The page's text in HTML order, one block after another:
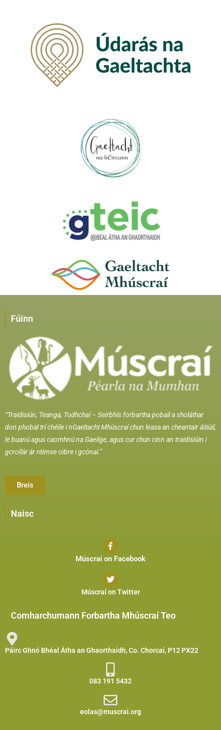
Fúinn
“Traidisiún, Teanga, Todhchaí – Seirbhís forbartha pobail a sholáthar
don phobal trí chéile i nGaeltacht Mhúscraí chun leasa an cheantair áitiúil,
le buanú agus caomhnú na Gaeilge, agus cur chun cinn an traidisiúin i
gcroílár ár réimse oibre i gcónaí.”
Breis
Naisc
Múscraí on Facebook
Múscraí on Twitter
Comharchumann Forbartha Mhúscraí Teo
Páirc Ghnó Bhéal Átha an Ghaorthaidh, Co. Chorcaí, P12 PX22
083 191 5432
eolas@muscrai.org